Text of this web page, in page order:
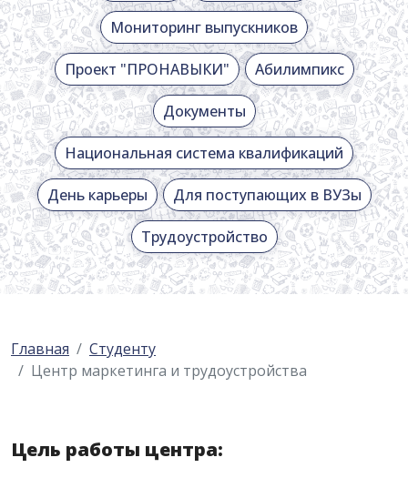
Мониторинг выпускников
Проект "ПРОНАВЫКИ" Абилимпикс
Документы
Национальная система квалификаций
День карьеры Для поступающих в ВУЗы
Трудоустройство
Главная
Студенту
Центр маркетинга и трудоустройства
Цель работы центра: